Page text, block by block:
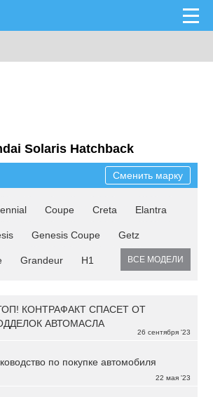
Solaris Hatchback
Сменить марку
Coupe Creta Elantra
Genesis Coupe Getz
Grandeur H1 ВСЕ МОДЕЛИ
26 сентября '23
КОНТРАФАКТ СПАСЕТ ОТ
АВТОМАСЛА
22 мая '23
по покупке автомобиля